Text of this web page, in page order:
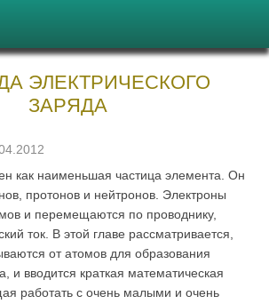
ЭЛЕКТРИЧЕСКОГО
ЗАРЯДА
как наименьшая частица элемента. Он
протонов и нейтронов. Электроны
и перемещаются по проводнику,
ток. В этой главе рассматривается,
от атомов для образования
и вво­дится краткая математическая
работать с очень малыми и очень